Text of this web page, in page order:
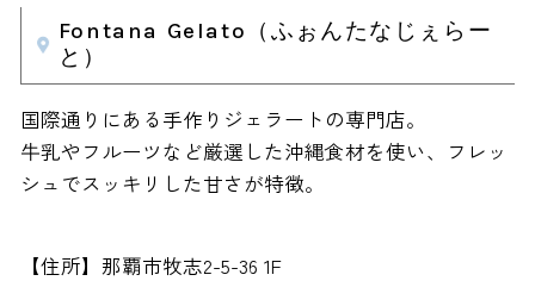
Fontana Gelato（ふぉんたなじぇらー
と）
国際通りにある手作りジェラートの専門店。
牛乳やフルーツなど厳選した沖縄食材を使い、フレッ
シュでスッキリした甘さが特徴。
【住所】那覇市牧志2-5-36 1F